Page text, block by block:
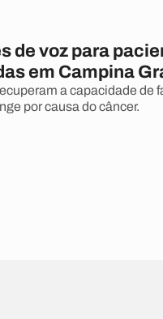
de voz para
em Campina
a capacidade de
por causa do câncer.